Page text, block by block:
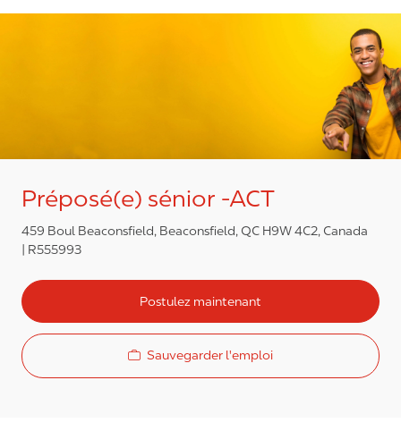
Préposé(e) sénior -ACT
459 Boul Beaconsfield, Beaconsfield, QC H9W 4C2, Canada
R555993
Postulez maintenant
Sauvegarder l'emploi